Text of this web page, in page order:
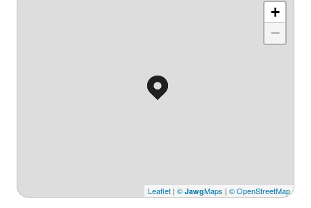
+
−
Leaflet | © JawgMaps | © OpenStreetMap